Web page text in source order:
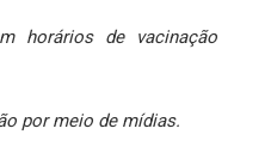
horários de vacinação
por meio de mídias.